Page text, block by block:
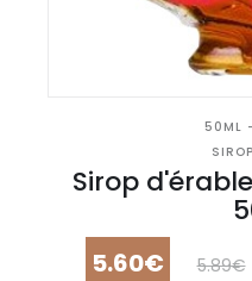
50ML
Sirop
5.60€ 5.89€